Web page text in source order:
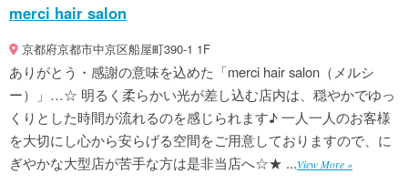
merci hair salon
京都府京都市中京区船屋町390-1 1F
ありがとう・感謝の意味を込めた「merci hair salon（メルシ
ー）」…☆ 明るく柔らかい光が差し込む店内は、穏やかでゆっ
くりとした時間が流れるのを感じられます♪ 一人一人のお客様
を大切にし心から安らげる空間をご用意しておりますので、に
ぎやかな大型店が苦手な方は是非当店へ☆★ ...View More »